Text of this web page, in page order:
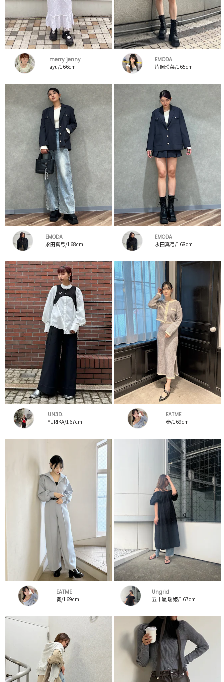
merry jenny
ayu/166cm
EMODA
片岡玲菜/165cm
EMODA
永田真弓/168cm
EMODA
永田真弓/168cm
UN3D.
YURIKA/167cm
EATME
奏/169cm
EATME
奏/169cm
Ungrid
五十嵐 瑞姫/167cm